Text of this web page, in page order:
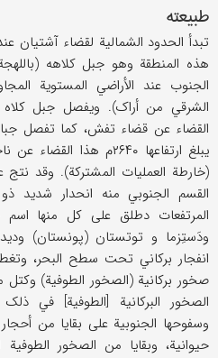
طبیعته
تبدأ الحدود الشمالیة لقضاء آشتیان
هذه المنطقة وهو جبل کلاهه
الجنوب عند الأراضي المستویة
القضاء عن قضاء تفش، کما تفصل جبال
یبلغ ارتفاعها ۲۶۴۰م هذا
(خارطة العملیات المشترکة). وقد
القسم الجنوبي منه انحدار شدید
المرتفعات دطلق علی کل منها اسم
ودَستِزما و توتستان (پونستان)
صخور برکانیة (الصخور الطوفیة)
الصخور البرکانیة [الطوفیة] في
وسفوحها الجنوبیة علی بقایا من
حیوانیة، وبقایا من الصخور